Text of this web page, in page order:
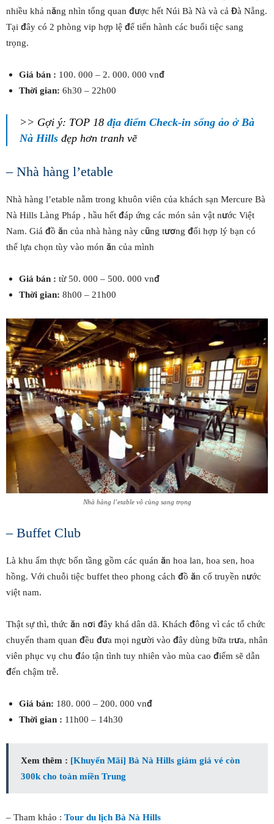
nhiều khả năng nhìn tổng quan được hết Núi Bà Nà và cả Đà Nẵng.
Tại đây có 2 phòng vip hợp lệ để tiến hành các buổi tiệc sang
trọng.
Giá bán : 100. 000 – 2. 000. 000 vnđ
Thời gian: 6h30 – 22h00
>> Gợi ý: TOP 18 địa điểm Check-in sống ảo ở Bà
Nà Hillsđẹp hơn tranh vẽ
– Nhà hàng l’etable
Nhà hàng l’etable nằm trong khuôn viên của khách sạn Mercure Bà
Nà Hills Làng Pháp , hầu hết đáp ứng các món sản vật nước Việt
Nam. Giá đồ ăn của nhà hàng này cũng tương đối hợp lý bạn có
thể lựa chọn tùy vào món ăn của mình
Giá bán : từ 50. 000 – 500. 000 vnđ
Thời gian: 8h00 – 21h00
Nhà hàng l’etable vô cùng sang trọng
– Buffet Club
Là khu ẩm thực bốn tầng gồm các quán ăn hoa lan, hoa sen, hoa
hồng. Với chuỗi tiệc buffet theo phong cách đồ ăn cổ truyền nước
việt nam.
Thật sự thì, thức ăn nơi đây khá dân dã. Khách đông vì các tổ chức
chuyến tham quan đều đưa mọi người vào đây dùng bữa trưa, nhân
viên phục vụ chu đáo tận tình tuy nhiên vào mùa cao điểm sẽ dẫn
đến chậm trễ.
Giá bán: 180. 000 – 200. 000 vnđ
Thời gian : 11h00 – 14h30
Xem thêm : [Khuyến Mãi] Bà Nà Hills giảm giá vé còn
300k cho toàn miền Trung
– Tham khảo : Tour du lịch Bà Nà Hills